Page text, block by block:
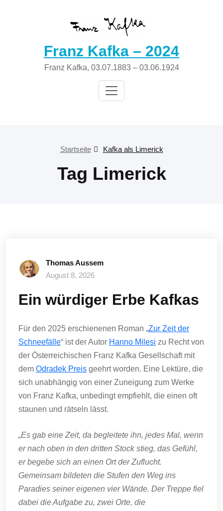
Franz Kafka – 2024
Franz Kafka, 03.07.1883 – 03.06.1924
Startseite Kafka als Limerick
Tag Limerick
Thomas Aussem
August 8, 2026
Ein würdiger Erbe Kafkas
Für den 2025 erschienenen Roman „Zur Zeit der
Schneefälle“ ist der Autor Hanno Milesi zu Recht von
der Österreichischen Franz Kafka Gesellschaft mit
dem Odradek Preis geehrt worden. Eine Lektüre, die
sich unabhängig von einer Zuneigung zum Werke
von Franz Kafka, unbedingt empfiehlt, die einen oft
staunen und rätseln lässt.
„Es gab eine Zeit, da begleitete ihn, jedes Mal, wenn
er nach oben in den dritten Stock stieg, das Gefühl,
er begebe sich an einen Ort der Zuflucht.
Gemeinsam bildeten die Stufen den Weg ins
Paradies seiner eigenen vier Wände. Der Treppe fiel
dabei die Aufgabe zu, zwei Orte, die